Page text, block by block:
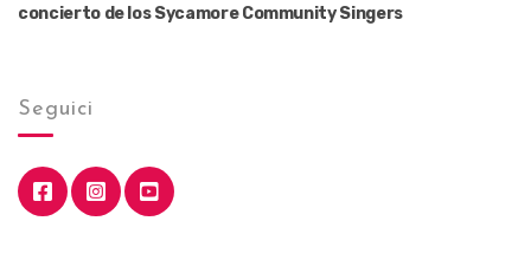
concierto de los Sycamore Community Singers
Seguici